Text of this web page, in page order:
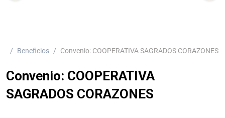
Beneficios Convenio: COOPERATIVA SAGRADOS CORAZONES
Convenio: COOPERATIVA
SAGRADOS CORAZONES